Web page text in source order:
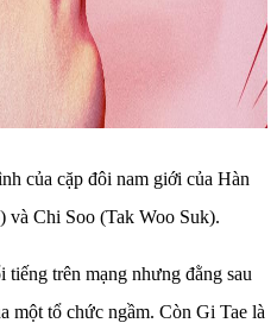
của cặp đôi nam giới của Hàn
và Chi Soo (Tak Woo Suk).
trên mạng nhưng đằng sau
một tổ chức ngầm. Còn Gi Tae là